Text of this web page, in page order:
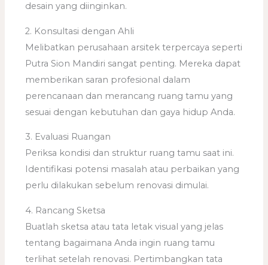
desain yang diinginkan.
2. Konsultasi dengan Ahli
Melibatkan perusahaan arsitek terpercaya seperti
Putra Sion Mandiri sangat penting. Mereka dapat
memberikan saran profesional dalam
perencanaan dan merancang ruang tamu yang
sesuai dengan kebutuhan dan gaya hidup Anda.
3. Evaluasi Ruangan
Periksa kondisi dan struktur ruang tamu saat ini.
Identifikasi potensi masalah atau perbaikan yang
perlu dilakukan sebelum renovasi dimulai.
4. Rancang Sketsa
Buatlah sketsa atau tata letak visual yang jelas
tentang bagaimana Anda ingin ruang tamu
terlihat setelah renovasi. Pertimbangkan tata